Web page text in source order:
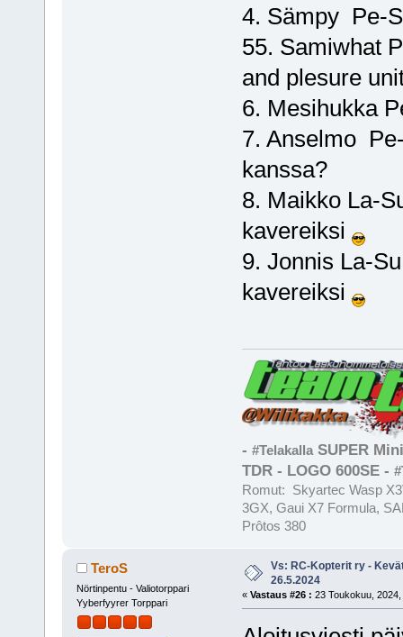
4. Sämpy Pe-
55. Samiwhat
and plesure
6. Mesihukka
7. Anselmo
kanssa?
8. Maikko La-
kavereiksi
9. Jonnis La-
kavereiksi
- #TelakallaSUPER
TDR - LOGO 600SE -
Romut: Skyartec Wasp
3GX, Gaui X7 Formula,
Prôtos 380
TeroS
Nörtinpentu - Valiotorppari
Yyberfyyrer Torppari
Vs: RC-Kopterit ry -
26.5.2024
« Vastaus #26 : 23 Toukokuu,